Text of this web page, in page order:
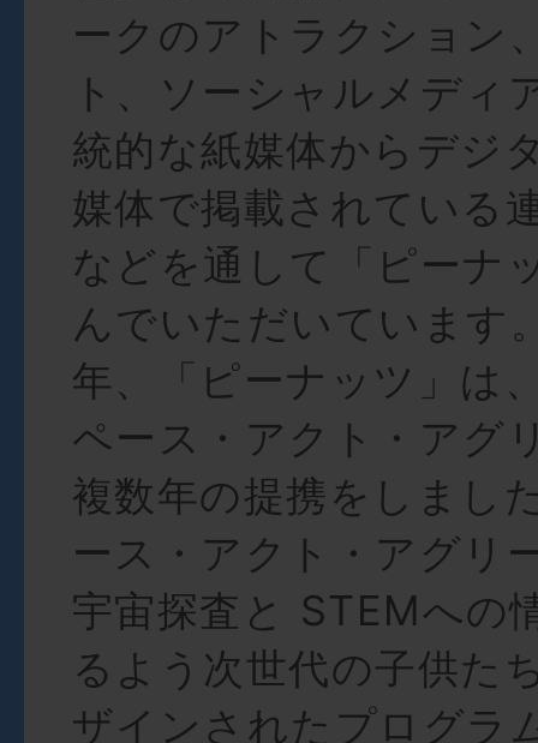
ークのアトラクション
ト、ソーシャルメディ
統的な紙媒体からデジ
媒体で掲載されている
などを通して「ピーナ
んでいただいています
年、「ピーナッツ」は
ペース・アクト・アグ
複数年の提携をしまし
ース・アクト・アグリ
宇宙探査と STEMへの
るよう次世代の子供た
ザインされたプログラ